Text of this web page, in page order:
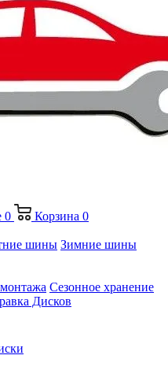
0 Корзина 0
шины Зимние шины
Сезонное хранение
Дисков